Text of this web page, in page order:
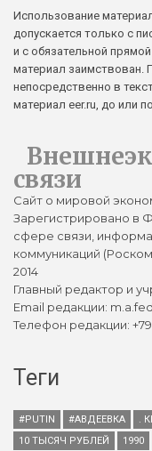
Использование
допускается только с
и с обязательной
материал заимствован.
непосредственно в
материал eer.ru, до или
связи
Сайт о мировой
Зарегистрировано в
сфере связи,
коммуникаций
2014
Главный редактор и
Email редакции:
Телефон редакции:
Теги
#PUTIN #АВДЕЕВКА .
10 ТЫСЯЧ РУБЛЕЙ
1990